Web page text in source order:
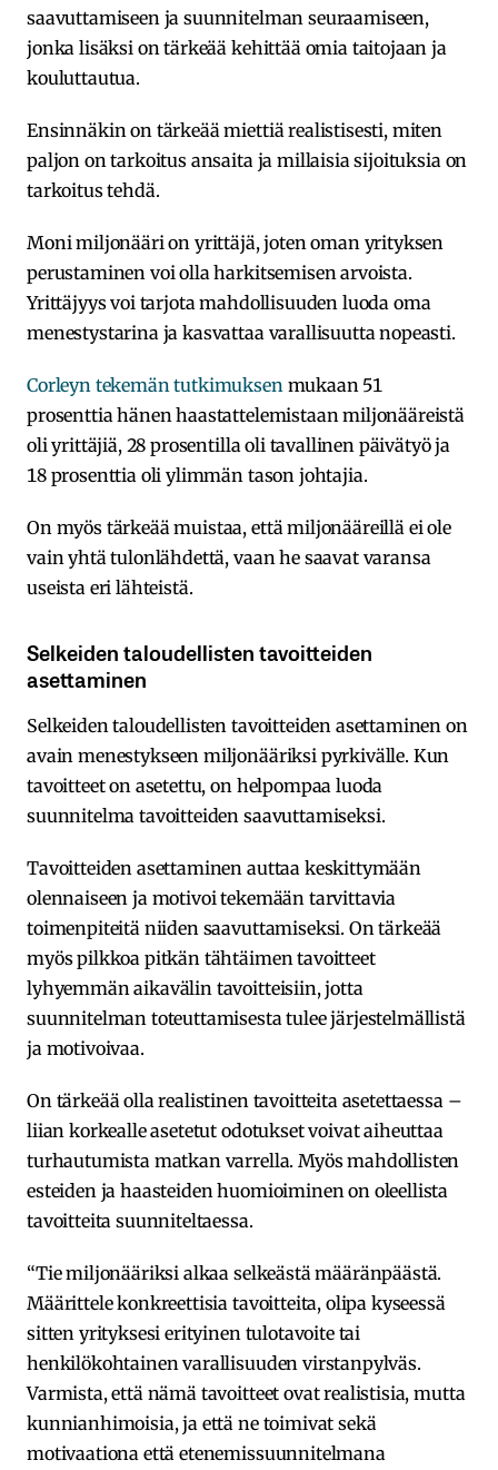
saavuttamiseen ja suunnitelman seuraamiseen,
jonka lisäksi on tärkeää kehittää omia taitojaan ja
kouluttautua.
Ensinnäkin on tärkeää miettiä realistisesti, miten
paljon on tarkoitus ansaita ja millaisia sijoituksia on
tarkoitus tehdä.
Moni miljonääri on yrittäjä, joten oman yrityksen
perustaminen voi olla harkitsemisen arvoista.
Yrittäjyys voi tarjota mahdollisuuden luoda oma
menestystarina ja kasvattaa varallisuutta nopeasti.
Corleyn tekemän tutkimuksen mukaan 51
prosenttia hänen haastattelemistaan miljonääreistä
oli yrittäjiä, 28 prosentilla oli tavallinen päivätyö ja
18 prosenttia oli ylimmän tason johtajia.
On myös tärkeää muistaa, että miljonääreillä ei ole
vain yhtä tulonlähdettä, vaan he saavat varansa
useista eri lähteistä.
Selkeiden taloudellisten tavoitteiden
asettaminen
Selkeiden taloudellisten tavoitteiden asettaminen on
avain menestykseen miljonääriksi pyrkivälle. Kun
tavoitteet on asetettu, on helpompaa luoda
suunnitelma tavoitteiden saavuttamiseksi.
Tavoitteiden asettaminen auttaa keskittymään
olennaiseen ja motivoi tekemään tarvittavia
toimenpiteitä niiden saavuttamiseksi. On tärkeää
myös pilkkoa pitkän tähtäimen tavoitteet
lyhyemmän aikavälin tavoitteisiin, jotta
suunnitelman toteuttamisesta tulee järjestelmällistä
ja motivoivaa.
On tärkeää olla realistinen tavoitteita asetettaessa –
liian korkealle asetetut odotukset voivat aiheuttaa
turhautumista matkan varrella. Myös mahdollisten
esteiden ja haasteiden huomioiminen on oleellista
tavoitteita suunniteltaessa.
“Tie miljonääriksi alkaa selkeästä määränpäästä.
Määrittele konkreettisia tavoitteita, olipa kyseessä
sitten yrityksesi erityinen tulotavoite tai
henkilökohtainen varallisuuden virstanpylväs.
Varmista, että nämä tavoitteet ovat realistisia, mutta
kunnianhimoisia, ja että ne toimivat sekä
motivaationa että etenemissuunnitelmana